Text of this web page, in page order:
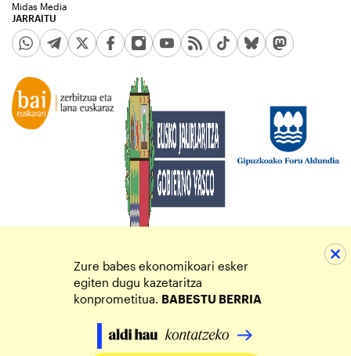
JARRAITU
Midas Media
Zure babes ekonomikoari esker
egiten dugu kazetaritza
konprometitua. BABESTU BERRIA